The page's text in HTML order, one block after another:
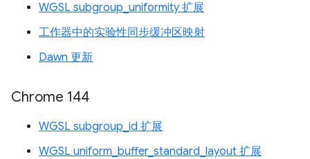
WGSL subgroup_uniformity 扩展
工作器中的实验性同步缓冲区映射
Dawn 更新
Chrome 144
WGSL subgroup_id 扩展
WGSL uniform_buffer_standard_layout 扩展